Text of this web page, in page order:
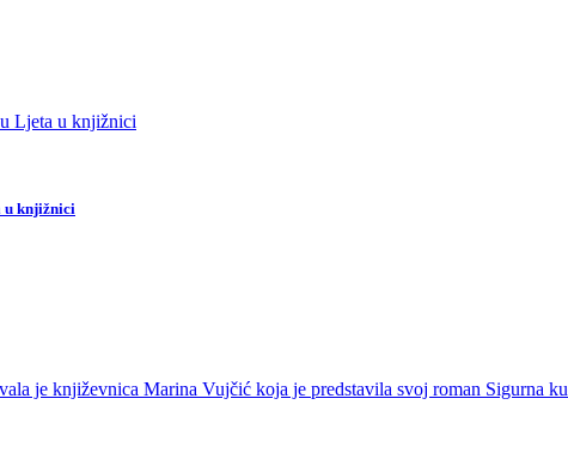
u knjižnici